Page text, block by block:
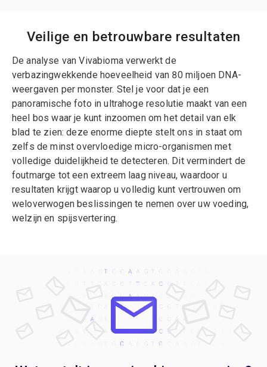
Veilige en betrouwbare resultaten
De analyse van Vivabioma verwerkt de
verbazingwekkende hoeveelheid van 80 miljoen DNA-
weergaven per monster. Stel je voor dat je een
panoramische foto in ultrahoge resolutie maakt van een
heel bos waar je kunt inzoomen om het detail van elk
blad te zien: deze enorme diepte stelt ons in staat om
zelfs de minst overvloedige micro-organismen met
volledige duidelijkheid te detecteren. Dit vermindert de
foutmarge tot een extreem laag niveau, waardoor u
resultaten krijgt waarop u volledig kunt vertrouwen om
weloverwogen beslissingen te nemen over uw voeding,
welzijn en spijsvertering.